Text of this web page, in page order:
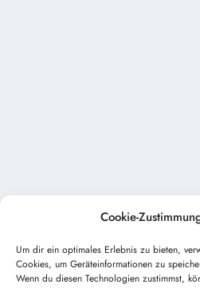
Cookie-
Um dir ein optimales Erlebnis zu bieten,
Cookies, um Geräteinformationen zu
Wenn du diesen Technologien zustimmst,
Vorheriger Beitrag